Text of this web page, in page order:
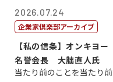
2026.07.24
企業家倶楽部アーカイブ
【私の信条】オンキヨー
名誉会長 大朏直人氏
当たり前のことを当たり前